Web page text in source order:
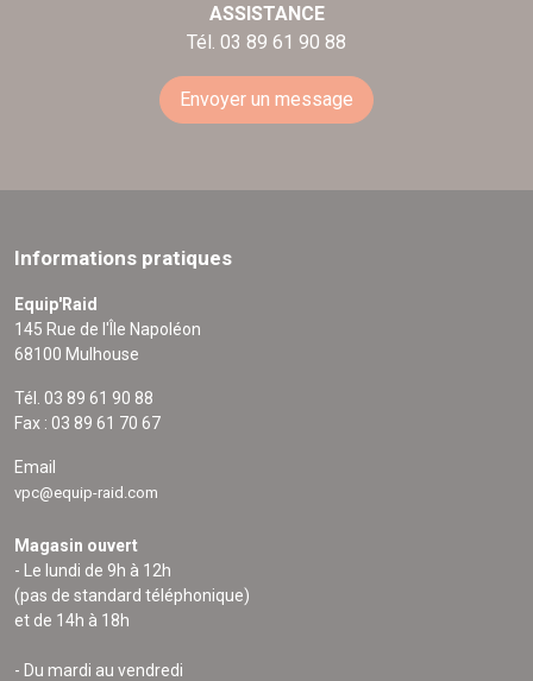
ASSISTANCE
Tél. 03 89 61 90 88
Envoyer un message
Informations pratiques
Equip'Raid
145 Rue de l'Île Napoléon
68100 Mulhouse
Tél. 03 89 61 90 88
Fax : 03 89 61 70 67
Email
vpc@equip-raid.com
Magasin ouvert
- Le lundi de 9h à 12h
(pas de standard téléphonique)
et de 14h à 18h
- Du mardi au vendredi